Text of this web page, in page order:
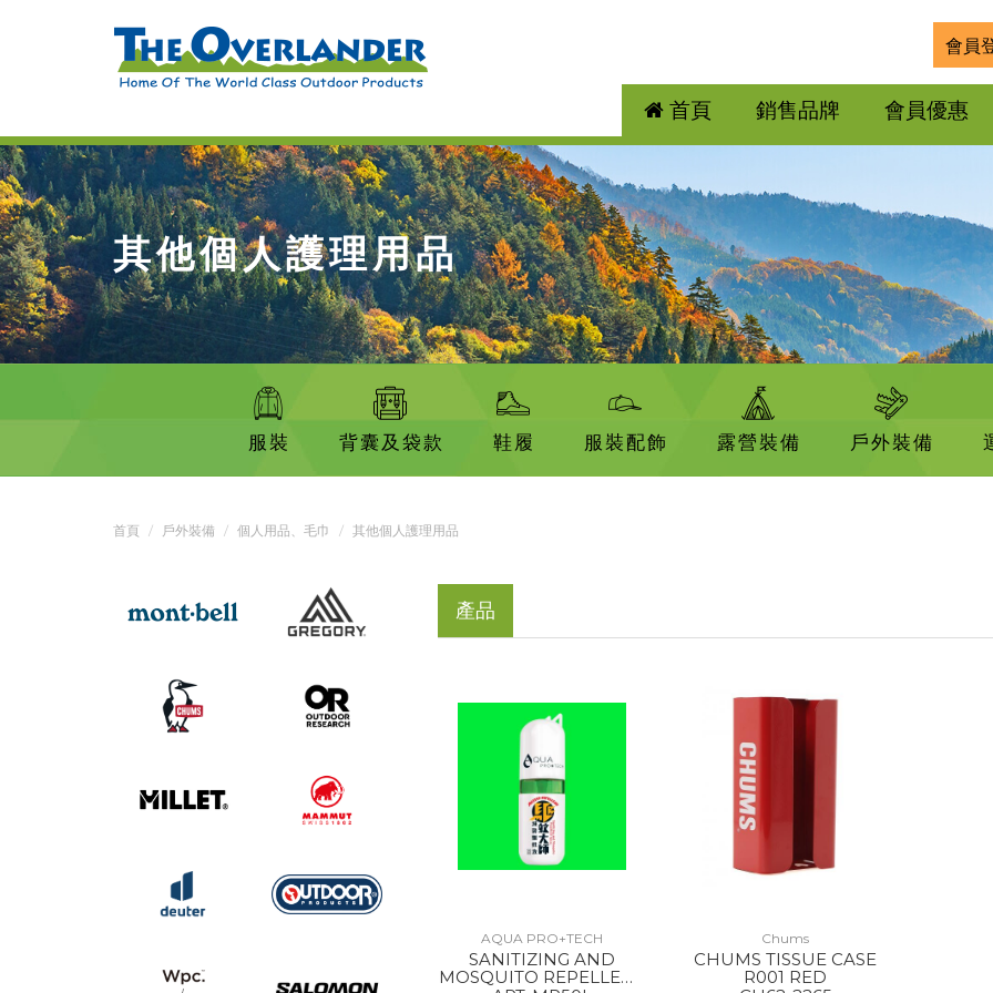
會員
首頁 銷售品牌 會員優惠
其他個人護理用品
服裝 背囊及袋款 鞋履 服裝配飾 露營裝備 戶外裝備
首頁 戶外裝備 個人用品、毛巾 其他個人護理用品
產品
AQUA PRO+TECH
SANITIZING AND
MOSQUITO REPELLENT
Chums
CHUMS TISSUE CASE
R001 RED